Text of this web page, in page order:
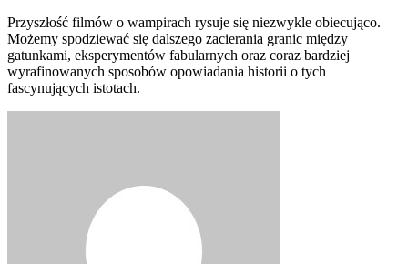
Przyszłość filmów o wampirach rysuje się niezwykle obiecująco.
Możemy spodziewać się dalszego zacierania granic między
gatunkami, eksperymentów fabularnych oraz coraz bardziej
wyrafinowanych sposobów opowiadania historii o tych
fascynujących istotach.